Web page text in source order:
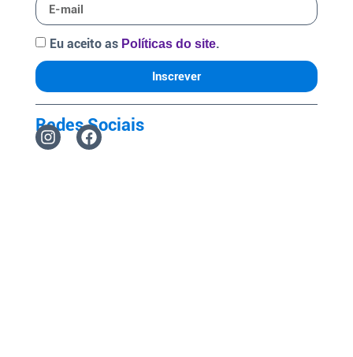
Eu aceito as Políticas do site.
Inscrever
Redes Sociais